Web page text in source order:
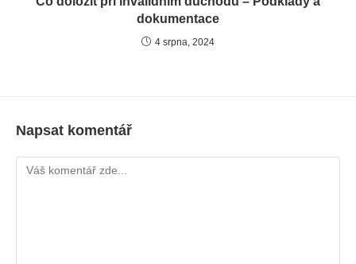
dokumentace
4 srpna, 2024
Napsat komentář